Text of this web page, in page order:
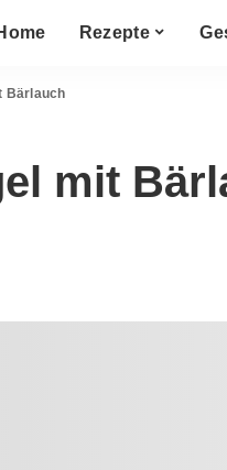
Rezepte
Bärlauch
mit